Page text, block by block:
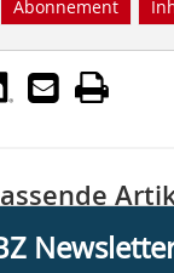
Abonnement